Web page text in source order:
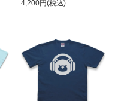
4,200円(税込)